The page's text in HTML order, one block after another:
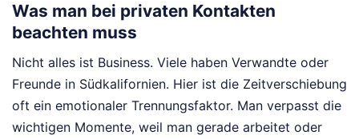
Was man bei privaten Kontakten
beachten muss
Nicht alles ist Business. Viele haben Verwandte oder
Freunde in Südkalifornien. Hier ist die Zeitverschiebung
oft ein emotionaler Trennungsfaktor. Man verpasst die
wichtigen Momente, weil man gerade arbeitet oder